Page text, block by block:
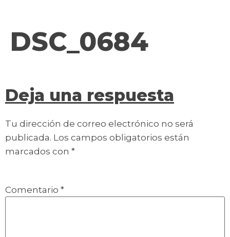
DSC_0684
Deja una respuesta
Tu dirección de correo electrónico no será
publicada. Los campos obligatorios están
marcados con *
Comentario *